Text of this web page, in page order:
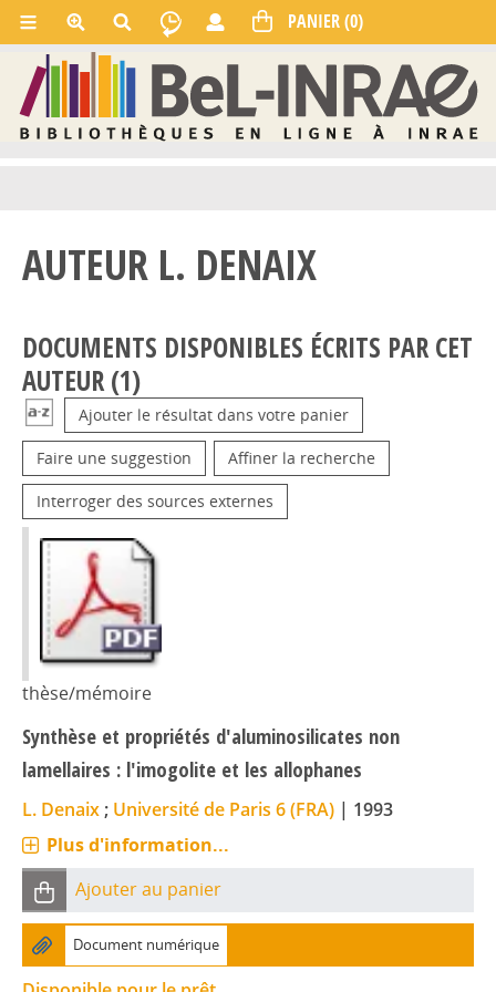
AUTEUR L. DENAIX
DOCUMENTS DISPONIBLES ÉCRITS PAR CET
AUTEUR (1)
Ajouter le résultat dans votre panier
Faire une suggestion Affiner la recherche
Interroger des sources externes
thèse/mémoire
Synthèse et propriétés d'aluminosilicates non
lamellaires : l'imogolite et les allophanes
L. Denaix ; Université de Paris 6 (FRA) | 1993
Plus d'information...
Ajouter au panier
Document numérique